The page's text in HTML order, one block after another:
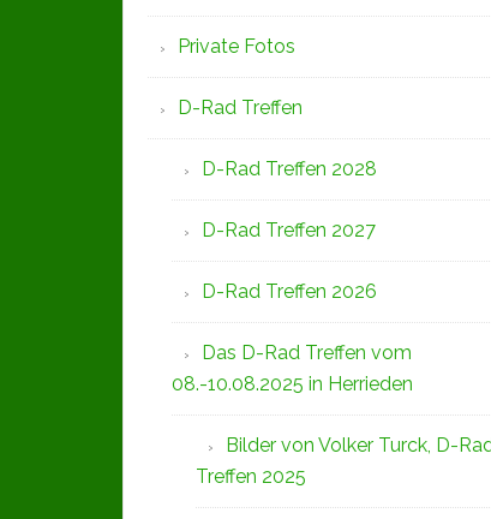
Private Fotos
D-Rad Treffen
D-Rad Treffen 2028
D-Rad Treffen 2027
D-Rad Treffen 2026
Das D-Rad Treffen vom
08.-10.08.2025 in Herrieden
Bilder von Volker Turck, D-
Treffen 2025